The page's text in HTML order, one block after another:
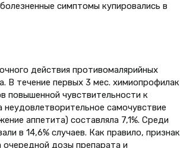
симптомы купировались в
действия противомалярийных
В течение первых 3 мес.
повышенной чувствительности к
самочувствие
аппетита) составляла 7,1%. Среди
в 14,6% случаев. Как правило,
очередной дозы препарата и